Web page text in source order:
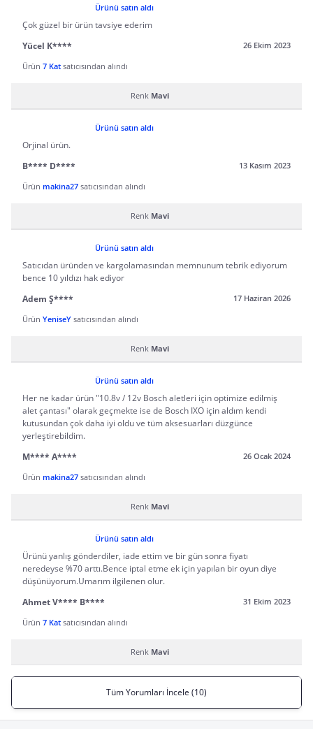
Ürünü satın aldı
Çok güzel bir ürün tavsiye ederim
Yücel K****
26 Ekim 2023
Ürün 7 Kat satıcısından alındı
Renk Mavi
Ürünü satın aldı
Orjinal ürün.
B**** D****
13 Kasım 2023
Ürün makina27 satıcısından alındı
Renk Mavi
Ürünü satın aldı
Satıcıdan üründen ve kargolamasından memnunum tebrik ediyorum
bence 10 yıldızı hak ediyor
Adem Ş****
17 Haziran 2026
Ürün YeniseY satıcısından alındı
Renk Mavi
Ürünü satın aldı
Her ne kadar ürün "10.8v / 12v Bosch aletleri için optimize edilmiş
alet çantası" olarak geçmekte ise de Bosch IXO için aldım kendi
kutusundan çok daha iyi oldu ve tüm aksesuarları düzgünce
yerleştirebildim.
M**** A****
26 Ocak 2024
Ürün makina27 satıcısından alındı
Renk Mavi
Ürünü satın aldı
Ürünü yanlış gönderdiler, iade ettim ve bir gün sonra fiyatı
neredeyse %70 arttı.Bence iptal etme ek için yapılan bir oyun diye
düşünüyorum.Umarım ilgilenen olur.
Ahmet V**** B****
31 Ekim 2023
Ürün 7 Kat satıcısından alındı
Renk Mavi
Tüm Yorumları İncele (10)